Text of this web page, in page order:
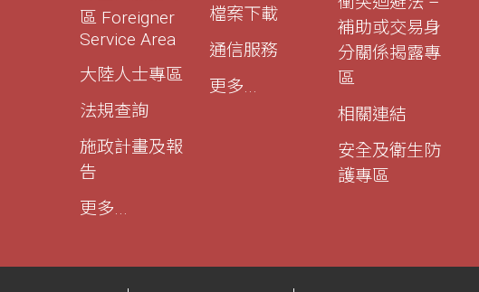
區 Foreigner
Service Area
大陸人士專區
法規查詢
施政計畫及報
告
更多...
檔案下載
通信服務
更多...
補助或交易身
分關係揭露專
區
相關連結
安全及衛生防
護專區